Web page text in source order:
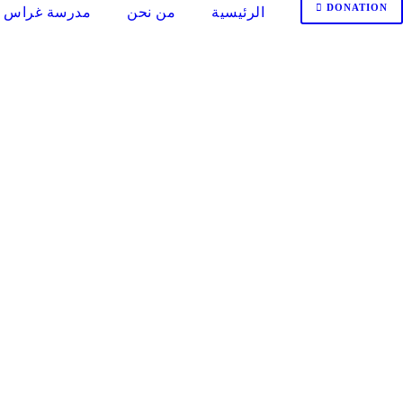
الرئيسية من نحن مدرسة غراس DONATION